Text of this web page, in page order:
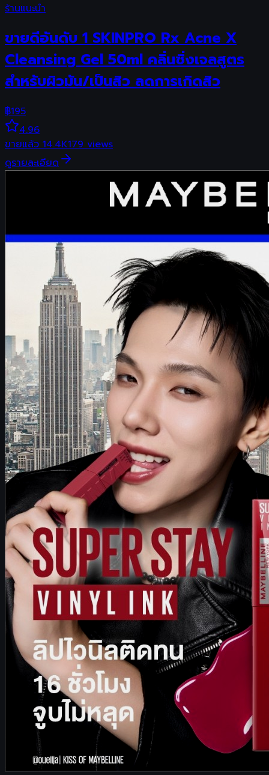
ร้านแนะนำ
ขายดีอันดับ 1 SKINPRO Rx Acne X
Cleansing Gel 50ml คลิ่นซิ่งเจลสูตร
สำหรับผิวมัน/เป็นสิว ลดการเกิดสิว
฿195
4.96
ขายแล้ว14.4K179views
ดูรายละเอียด